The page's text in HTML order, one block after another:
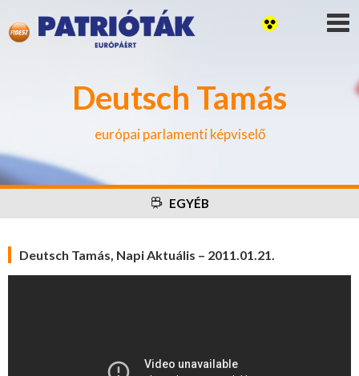
Deutsch Tamás
európai parlamenti képviselő
EGYÉB
Deutsch Tamás, Napi Aktuális – 2011.01.21.